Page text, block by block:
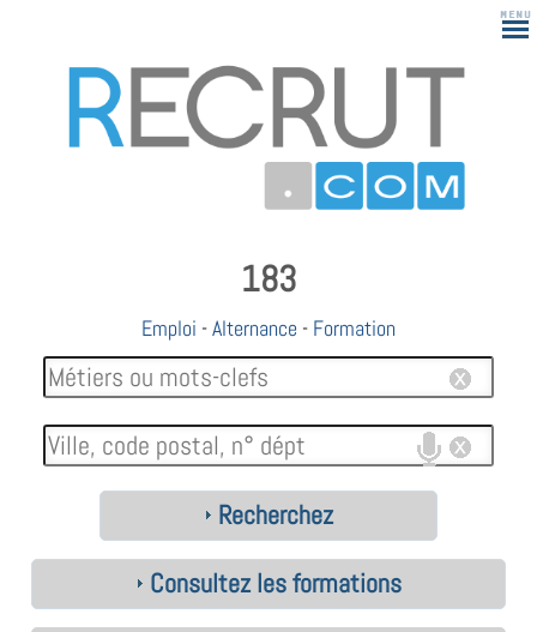
183
Emploi -Alternance - Formation
Recherchez
Consultez les formations